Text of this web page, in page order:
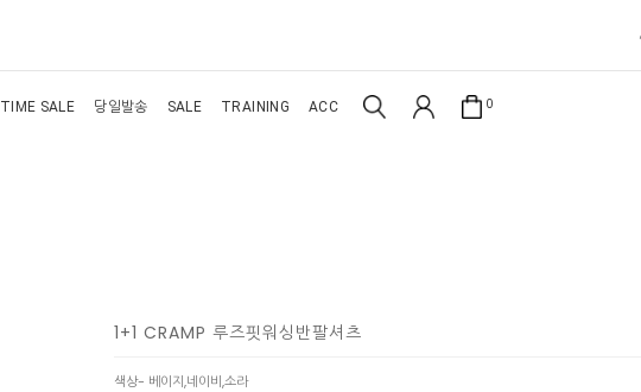
TIME SALE 당일발송 SALE TRAINING ACC 0
1+1 CRAMP 루즈핏워싱반팔셔츠
색상- 베이지,네이비,소라